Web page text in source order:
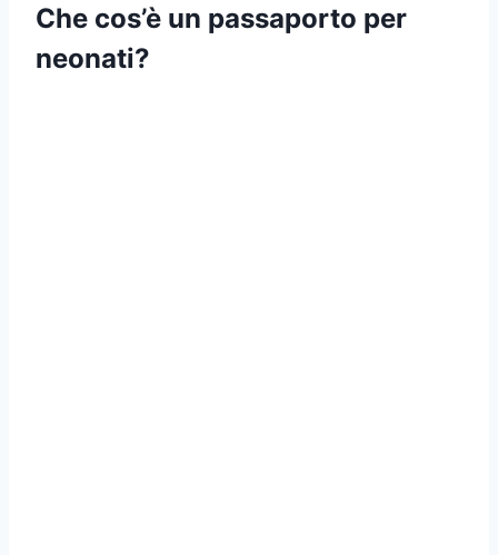
Che cos’è un passaporto per
neonati?